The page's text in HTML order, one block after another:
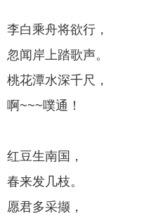
李白乘舟将欲行，
忽闻岸上踏歌声。
桃花潭水深千尺，
啊~~~噗通！
红豆生南国，
春来发几枝。
愿君多采撷，